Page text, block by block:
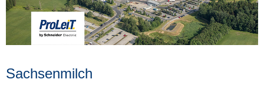
Sachsenmilch